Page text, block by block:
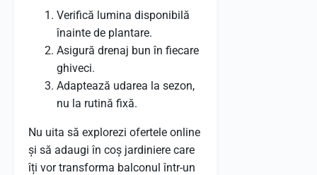
Verifică lumina disponibilă
înainte de plantare.
Asigură drenaj bun în fiecare
ghiveci.
Adaptează udarea la sezon,
nu la rutină fixă.
Nu uita să explorezi ofertele online
și să adaugi în coș jardiniere care
îți vor transforma balconul într-un